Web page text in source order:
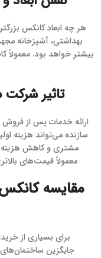
هر چه ابعاد کانکس
بهداشتی، آشپزخانه
بیشتر خواهد بود. معمولاً
تاثیر
ارائه خدمات پس از
سازنده می‌تواند هزینه
مشتری و کاهش
معمولاً قیمت‌های
مقایسه
برای بسیاری از
جایگزین